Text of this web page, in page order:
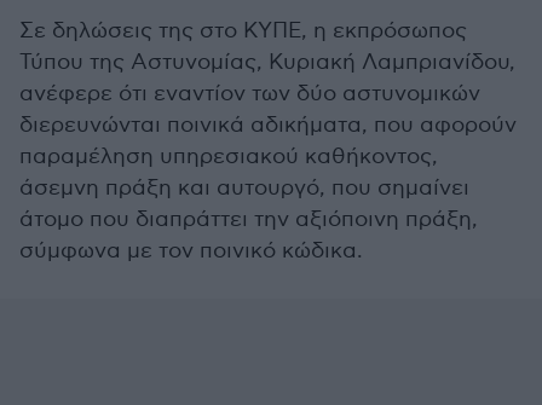
Σε δηλώσεις της στο ΚΥΠΕ, η εκπρόσωπος
Τύπου της Αστυνομίας, Κυριακή Λαμπριανίδου,
ανέφερε ότι εναντίον των δύο αστυνομικών
διερευνώνται ποινικά αδικήματα, που αφορούν
παραμέληση υπηρεσιακού καθήκοντος,
άσεμνη πράξη και αυτουργό, που σημαίνει
άτομο που διαπράττει την αξιόποινη πράξη,
σύμφωνα με τον ποινικό κώδικα.